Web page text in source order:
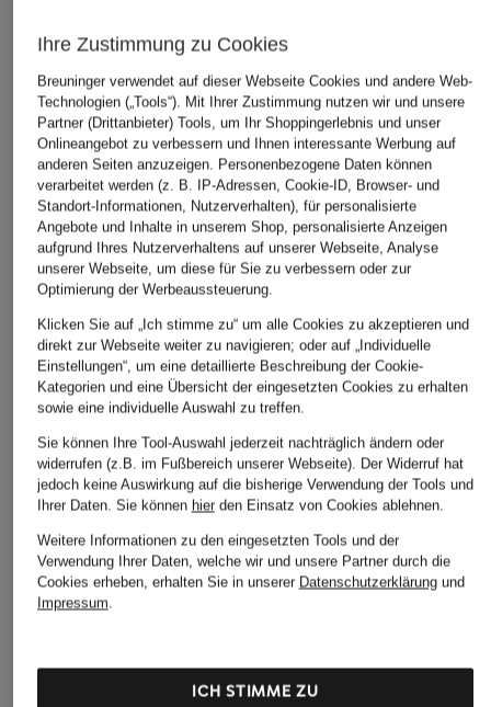
Shopper VOYAGEUR
JUST IN CASE®
MEDIUM mit Pouch
+Aktionsrabatt
LIEBESKIND
239,20 €
Bestpreis: 203,32 €
VOYAGEUR
JUST IN CASE
Ihre Zustimmung zu Cookies
Breuninger verwendet auf dieser Webseite Cookies und andere Web-
Technologien („Tools“). Mit Ihrer Zustimmung nutzen wir und unsere
Partner (Drittanbieter) Tools, um Ihr Shoppingerlebnis und unser
Onlineangebot zu verbessern und Ihnen interessante Werbung auf
anderen Seiten anzuzeigen. Personenbezogene Daten können
verarbeitet werden (z. B. IP-Adressen, Cookie-ID, Browser- und
Standort-Informationen, Nutzerverhalten), für personalisierte
Angebote und Inhalte in unserem Shop, personalisierte Anzeigen
aufgrund Ihres Nutzerverhaltens auf unserer Webseite, Analyse
unserer Webseite, um diese für Sie zu verbessern oder zur
Optimierung der Werbeaussteuerung.
Klicken Sie auf „Ich stimme zu“ um alle Cookies zu akzeptieren und
direkt zur Webseite weiter zu navigieren; oder auf „Individuelle
Einstellungen“, um eine detaillierte Beschreibung der Cookie-
Kategorien und eine Übersicht der eingesetzten Cookies zu erhalten
sowie eine individuelle Auswahl zu treffen.
Sie können Ihre Tool-Auswahl jederzeit nachträglich ändern oder
widerrufen (z.B. im Fußbereich unserer Webseite). Der Widerruf hat
jedoch keine Auswirkung auf die bisherige Verwendung der Tools und
Ihrer Daten. Sie können hierden Einsatz von Cookies ablehnen.
Weitere Informationen zu den eingesetzten Tools und der
Verwendung Ihrer Daten, welche wir und unsere Partner durch die
Cookies erheben, erhalten Sie in unserer Datenschutzerklärungund
Impressum.
ICH STIMME ZU